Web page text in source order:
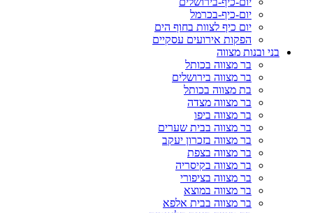
יום-כיף-בכרמל
יום כיף לצוות בחוף הים
הפקות אירועים עסקיים
בני ובנות מצווה
בר מצווה בכותל
בר מצווה בירושלים
בת מצווה בכותל
בר מצווה מצדה
בר מצווה ביפו
בר מצווה בבית שערים
בר מצווה בזכרון יעקב
בר מצווה בצפת
בר מצווה בקיסריה
בר מצווה בציפורי
בר מצווה במוצא
בר מצווה בבית אלפא